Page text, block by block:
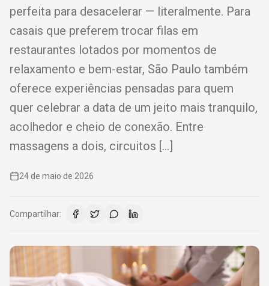
perfeita para desacelerar — literalmente. Para
casais que preferem trocar filas em
restaurantes lotados por momentos de
relaxamento e bem-estar, São Paulo também
oferece experiências pensadas para quem
quer celebrar a data de um jeito mais tranquilo,
acolhedor e cheio de conexão. Entre
massagens a dois, circuitos […]
24 de maio de 2026
Compartilhar: